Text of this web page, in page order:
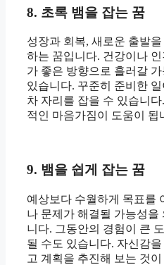
8. 초록 뱀을 잡는 꿈
성장과 회복, 새로운 출발을
하는 꿈입니다. 건강이나 인
가 좋은 방향으로 흘러갈
있습니다. 꾸준히 준비한 일
차 자리를 잡을 수 있습니다
적인 마음가짐이 도움이 됩
9. 뱀을 쉽게 잡는 꿈
예상보다 수월하게 목표를
나 문제가 해결될 가능성을
니다. 그동안의 경험이 큰 도
될 수도 있습니다. 자신감을
고 계획을 추진해 보는 것이